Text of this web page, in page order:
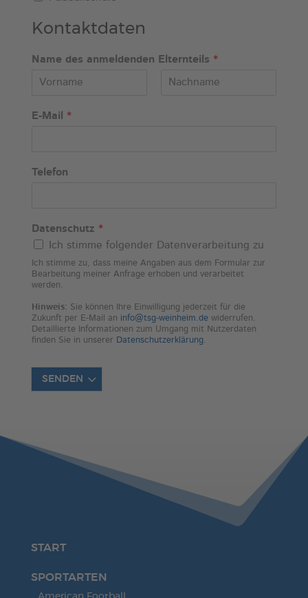
Kontaktdaten
Name des anmeldenden Elternteils *
o
r
e
E-Mail *
Telefon
Datenschutz *
Ich stimme folgender Datenverarbeitung zu
Ich stimme zu, dass meine Angaben aus dem Formular zur
Bearbeitung meiner Anfrage erhoben und verarbeitet
werden.
Hinweis: Sie können Ihre Einwilligung jederzeit für die
Zukunft per E-Mail an info@tsg-weinheim.dewiderrufen.
Detaillierte Informationen zum Umgang mit Nutzerdaten
finden Sie in unserer Datenschutzerklärung.
SENDEN
START
SPORTARTEN